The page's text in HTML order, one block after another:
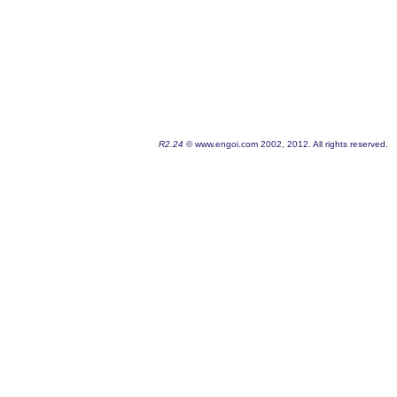
R2.24 © www.engoi.com 2002, 2012. All rights reserved.